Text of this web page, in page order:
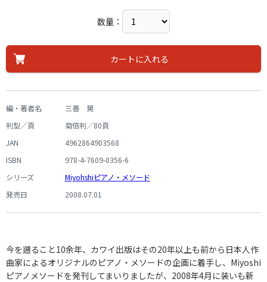
数量：
カートに入れる
編・著者名
三善 晃
判型／頁
菊倍判／80頁
JAN
4962864903568
ISBN
978-4-7609-0356-6
シリーズ
Miyohshiピアノ・メソード
発売日
2008.07.01
今を遡ること10余年、カワイ出版はその20年以上も前から日本人作
曲家によるオリジナルのピアノ・メソードの企画に着手し、Miyoshi
ピアノメソードを発刊してまいりましたが、2008年4月に装いも新